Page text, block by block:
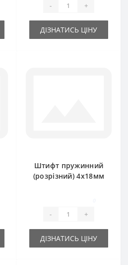
- +
ДІЗНАТИСЬ ЦІНУ
Штифт пружинний
(розрізний) 4х18мм
- +
ДІЗНАТИСЬ ЦІНУ